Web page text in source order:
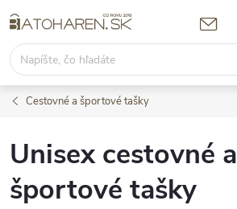
na
obsah
Cestovné a športové tašky
Unisex cestovné a
športové tašky